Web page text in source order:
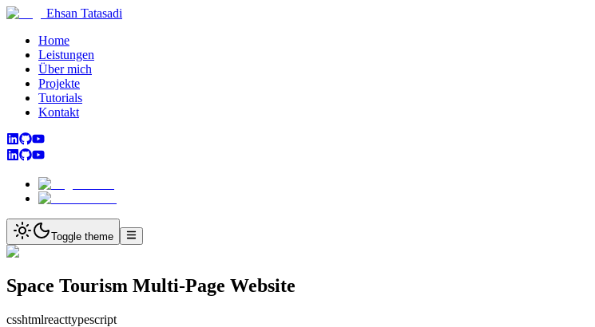
Ehsan Tatasadi
Home
Leistungen
Über mich
Projekte
Tutorials
Kontakt
Toggle theme
Space Tourism Multi-Page Website
csshtmlreacttypescript